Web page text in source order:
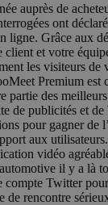
auprès de
ont
ligne. Grâce aux
client et votre
les visiteurs de
Premium est
partie des
de publicités et de
pour gagner de
aux
vidéo
il y a là
compte Twitter
de rencontre